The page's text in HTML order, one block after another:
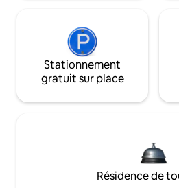
Stationnement
gratuit sur place
Résidence de